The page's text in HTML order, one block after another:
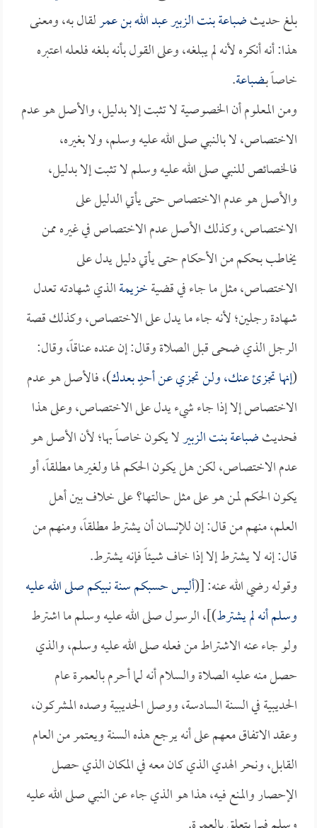
بلغ حديثضباعة بنت الزبيرعبد الله بن عمرلقال به، ومعنى
هذا: أنه أنكره لأنه لم يبلغه، وعلى القول بأنه بلغه فلعله اعتبره
خاصاً بـضباعة.
ومن المعلوم أن الخصوصية لا تثبت إلا بدليل، والأصل هو عدم
الاختصاص، لا بالنبي صلى الله عليه وسلم، ولا بغيره،
فالخصائص للنبي صلى الله عليه وسلم لا تثبت إلا بدليل،
والأصل هو عدم الاختصاص حتى يأتي الدليل على
الاختصاص، وكذلك الأصل عدم الاختصاص في غيره ممن
يخاطب بحكم من الأحكام حتى يأتي دليل يدل على
الاختصاص، مثل ما جاء في قضيةخزيمةالذي شهادته تعدل
شهادة رجلين؛ لأنه جاء ما يدل على الاختصاص، وكذلك قصة
الرجل الذي ضحى قبل الصلاة وقال: إن عنده عناقاً، وقال:
(إنها تجزئ عنك، ولن تجزي عن أحدٍ بعدك)، فالأصل هو عدم
الاختصاص إلا إذا جاء شيء يدل على الاختصاص، وعلى هذا
فحديثضباعة بنت الزبيرلا يكون خاصاً بها؛ لأن الأصل هو
عدم الاختصاص، لكن هل يكون الحكم لها ولغيرها مطلقاً، أو
يكون الحكم لمن هو على مثل حالتها؟ على خلاف بين أهل
العلم، منهم من قال: إن للإنسان أن يشترط مطلقاً، ومنهم من
قال: إنه لا يشترط إلا إذا خاف شيئاً فإنه يشترط.
وقوله رضي الله عنه: [(أليس حسبكم سنة نبيكم صلى الله عليه
وسلم أنه لم يشترط)]، الرسول صلى الله عليه وسلم ما اشترط
ولو جاء عنه الاشتراط من فعله صلى الله عليه وسلم، والذي
حصل منه عليه الصلاة والسلام أنه لما أحرم بالعمرة عام
الحديبية في السنة السادسة، ووصل الحديبية وصده المشركون،
وعقد الاتفاق معهم على أنه يرجع هذه السنة ويعتمر من العام
القابل، ونحر الهدي الذي كان معه في المكان الذي حصل
الإحصار والمنع فيه، هذا هو الذي جاء عن النبي صلى الله عليه